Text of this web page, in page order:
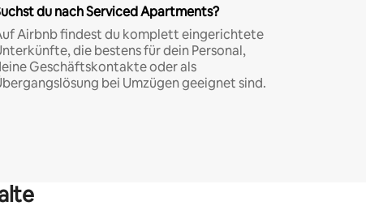
du nach Serviced Apartments?
Airbnb findest du komplett eingerichtete
die bestens für dein Personal,
Geschäftskontakte oder als
bei Umzügen geeignet sind.